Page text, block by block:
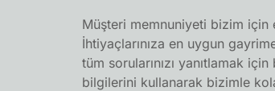
Müşteri memnuniyeti bizim için
İhtiyaçlarınıza en uygun
tüm sorularınızı yanıtlamak
bilgilerini kullanarak bizimle